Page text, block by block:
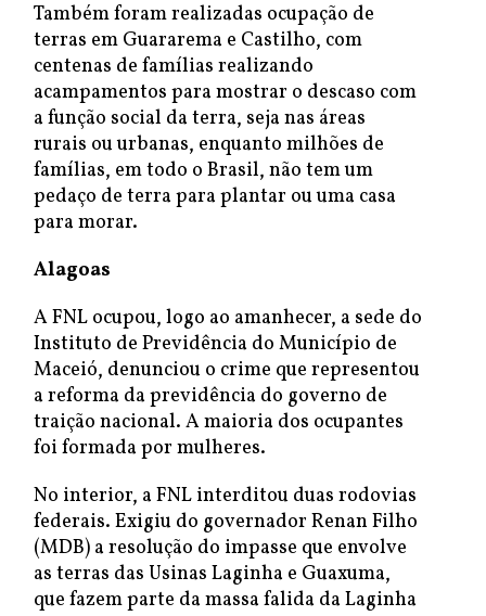
Também foram realizadas ocupação de
terras em Guararema e Castilho, com
centenas de famílias realizando
acampamentos para mostrar o descaso com
a função social da terra, seja nas áreas
rurais ou urbanas, enquanto milhões de
famílias, em todo o Brasil, não tem um
pedaço de terra para plantar ou uma casa
para morar.
Alagoas
A FNL ocupou, logo ao amanhecer, a sede do
Instituto de Previdência do Município de
Maceió, denunciou o crime que representou
a reforma da previdência do governo de
traição nacional. A maioria dos ocupantes
foi formada por mulheres.
No interior, a FNL interditou duas rodovias
federais. Exigiu do governador Renan Filho
(MDB) a resolução do impasse que envolve
as terras das Usinas Laginha e Guaxuma,
que fazem parte da massa falida da Laginha